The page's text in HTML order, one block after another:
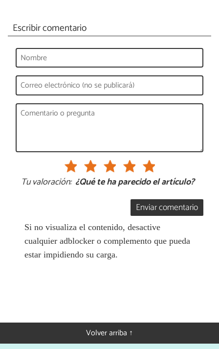
Escribir comentario
Tu valoración: ¿Qué te ha parecido el artículo?
Enviar comentario
Si no visualiza el contenido, desactive
cualquier adblocker o complemento que pueda
estar impidiendo su carga.
Volver arriba ↑